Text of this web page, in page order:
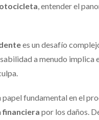
, entender el
es un desafío
a menudo
fundamental en el
financiera por los daños.